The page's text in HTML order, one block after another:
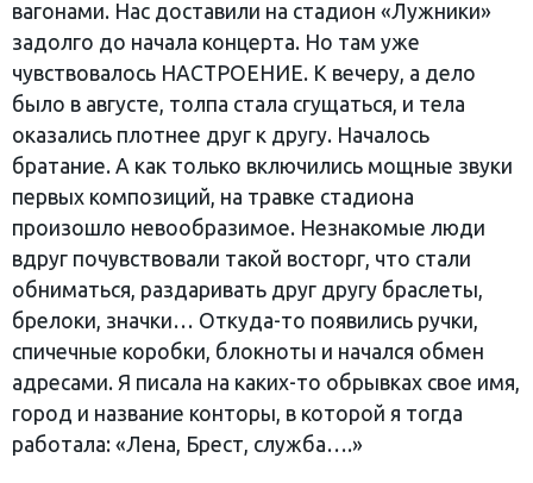
вагонами. Нас доставили на стадион «Лужники»
задолго до начала концерта. Но там уже
чувствовалось НАСТРОЕНИЕ. К вечеру, а дело
было в августе, толпа стала сгущаться, и тела
оказались плотнее друг к другу. Началось
братание. А как только включились мощные звуки
первых композиций, на травке стадиона
произошло невообразимое. Незнакомые люди
вдруг почувствовали такой восторг, что стали
обниматься, раздаривать друг другу браслеты,
брелоки, значки… Откуда-то появились ручки,
спичечные коробки, блокноты и начался обмен
адресами. Я писала на каких-то обрывках свое имя,
город и название конторы, в которой я тогда
работала: «Лена, Брест, служба….»